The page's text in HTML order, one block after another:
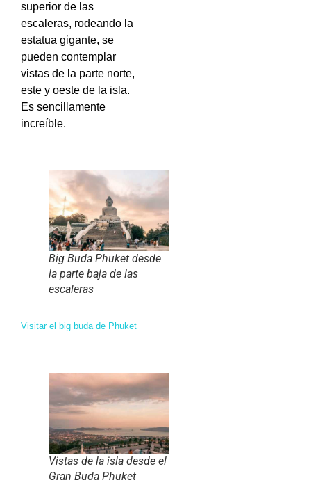
superior de las
escaleras, rodeando la
estatua gigante, se
pueden contemplar
vistas de la parte norte,
este y oeste de la isla.
Es sencillamente
increíble.
Big Buda Phuket desde
la parte baja de las
escaleras
Visitar el big buda de Phuket
Vistas de la isla desde el
Gran Buda Phuket